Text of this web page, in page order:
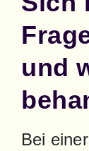
und
Bei